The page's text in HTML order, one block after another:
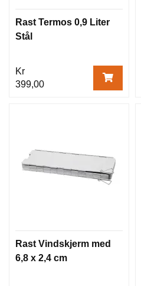
Rast Termos 0,9 Liter
Stål
Kr
399,00
Rast Vindskjerm med
6,8 x 2,4 cm